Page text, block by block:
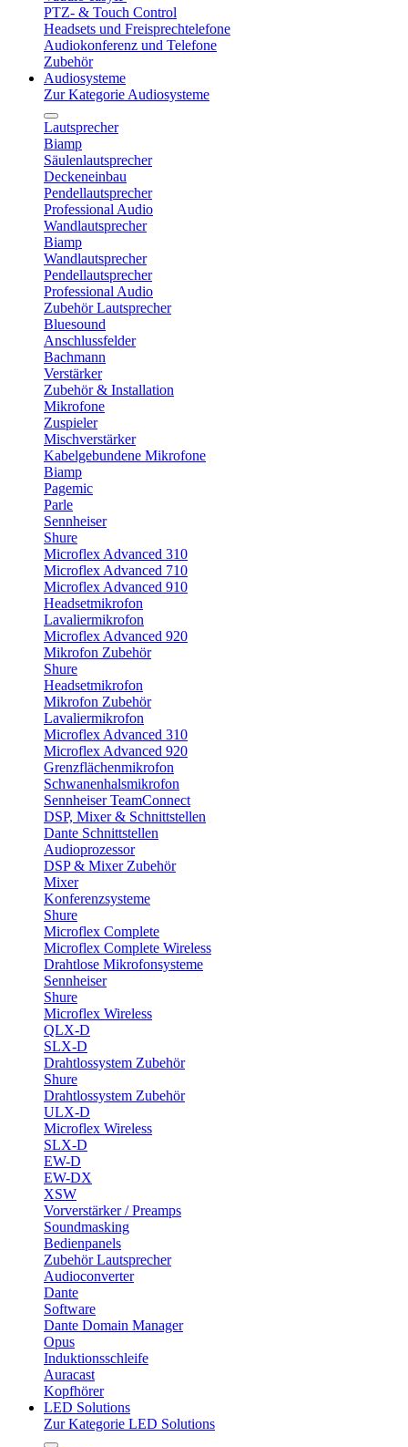
PTZ- & Touch Control
Headsets und Freisprechtelefone
Audiokonferenz und Telefone
Zubehör
Audiosysteme
Zur Kategorie Audiosysteme
Lautsprecher
Biamp
Säulenlautsprecher
Deckeneinbau
Pendellautsprecher
Professional Audio
Wandlautsprecher
Biamp
Wandlautsprecher
Pendellautsprecher
Professional Audio
Zubehör Lautsprecher
Bluesound
Anschlussfelder
Bachmann
Verstärker
Zubehör & Installation
Mikrofone
Zuspieler
Mischverstärker
Kabelgebundene Mikrofone
Biamp
Pagemic
Parle
Sennheiser
Shure
Microflex Advanced 310
Microflex Advanced 710
Microflex Advanced 910
Headsetmikrofon
Lavaliermikrofon
Microflex Advanced 920
Mikrofon Zubehör
Shure
Headsetmikrofon
Mikrofon Zubehör
Lavaliermikrofon
Microflex Advanced 310
Microflex Advanced 920
Grenzflächenmikrofon
Schwanenhalsmikrofon
Sennheiser TeamConnect
DSP, Mixer & Schnittstellen
Dante Schnittstellen
Audioprozessor
DSP & Mixer Zubehör
Mixer
Konferenzsysteme
Shure
Microflex Complete
Microflex Complete Wireless
Drahtlose Mikrofonsysteme
Sennheiser
Shure
Microflex Wireless
QLX-D
SLX-D
Drahtlossystem Zubehör
Shure
Drahtlossystem Zubehör
ULX-D
Microflex Wireless
SLX-D
EW-D
EW-DX
XSW
Vorverstärker / Preamps
Soundmasking
Bedienpanels
Zubehör Lautsprecher
Audioconverter
Dante
Software
Dante Domain Manager
Opus
Induktionsschleife
Auracast
Kopfhörer
LED Solutions
Zur Kategorie LED Solutions